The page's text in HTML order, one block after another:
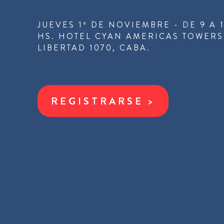
JUEVES 1º DE NOVIEMBRE - DE 9 A
HS. HOTEL CYAN AMERICAS TOWERS
LIBERTAD 1070, CABA.
REGISTRARSE >